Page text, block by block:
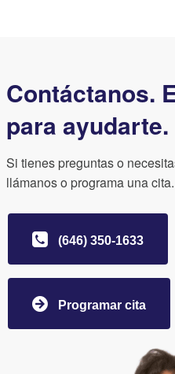
Contáctanos.
para ayudarte.
Si tienes preguntas o
llámanos o programa una cita.
(646) 350-1633
Programar cita